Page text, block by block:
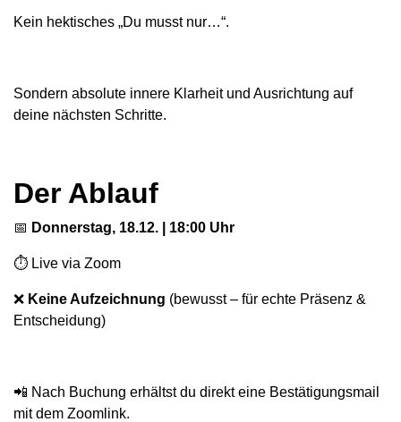
Kein hektisches „Du musst nur…“.
Sondern absolute innere Klarheit und Ausrichtung auf
deine nächsten Schritte.
Der Ablauf
📅 Donnerstag, 18.12. | 18:00 Uhr
⏱ Live via Zoom
❌ Keine Aufzeichnung (bewusst – für echte Präsenz &
Entscheidung)
📲 Nach Buchung erhältst du direkt eine Bestätigungsmail
mit dem Zoomlink.